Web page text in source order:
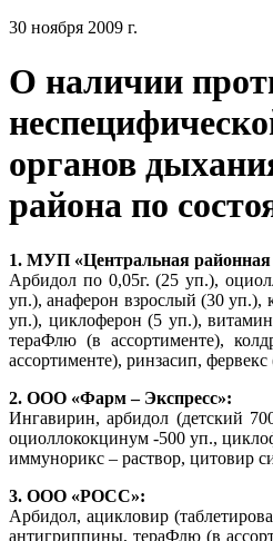
30 ноября 2009 г.
О наличии
органов
района по
1. МУП «Центральная
Арбидол по 0,05г. (25 уп.),
уп.), анаферон взрослый (30 уп.),
уп.), циклоферон (5 уп.),
тераФлю (в ассортименте),
ассортименте), ринзасип,
2. ООО «Фарм – Экспресс»:
Ингавирин, арбидол (детский
оциоллококцинум -500 уп.,
иммунорикс – раствор, цитовир
3. ООО «РОСС»:
Арбидол, ацикловир
антигриппины, тераФлю (в